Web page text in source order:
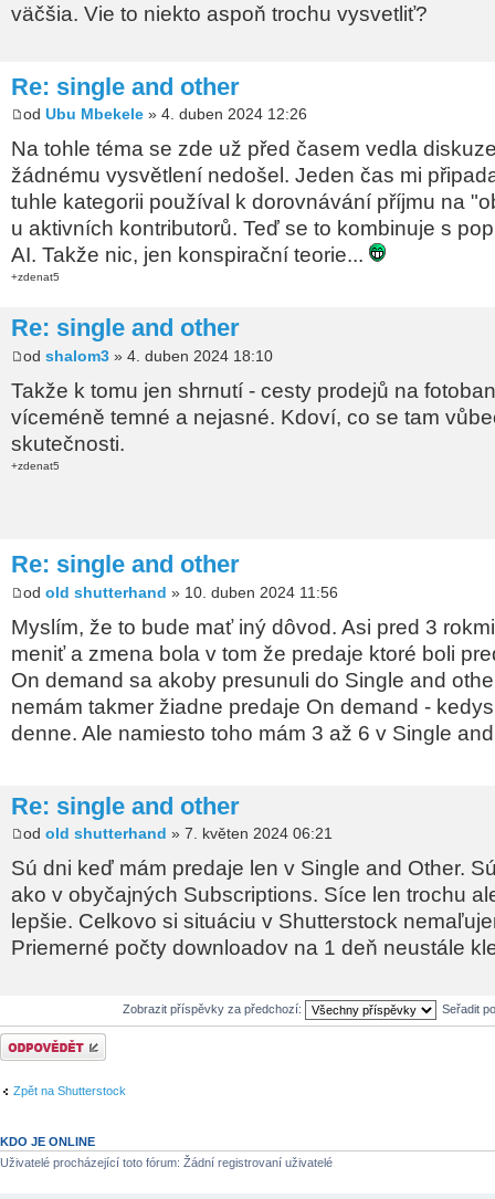
väčšia. Vie to niekto aspoň trochu vysvetliť?
Re: single and other
od Ubu Mbekele » 4. duben 2024 12:26
Na tohle téma se zde už před časem vedla
žádnému vysvětlení nedošel. Jeden čas mi
tuhle kategorii používal k dorovnávání příjmu na
u aktivních kontributorů. Teď se to kombinuje s
AI. Takže nic, jen konspirační teorie...
+zdenat5
Re: single and other
od shalom3 » 4. duben 2024 18:10
Takže k tomu jen shrnutí - cesty prodejů na
víceméně temné a nejasné. Kdoví, co se tam
skutečnosti.
+zdenat5
Re: single and other
od old shutterhand » 10. duben 2024 11:56
Myslím, že to bude mať iný dôvod. Asi pred 3
meniť a zmena bola v tom že predaje ktoré boli
On demand sa akoby presunuli do Single and
nemám takmer žiadne predaje On demand -
denne. Ale namiesto toho mám 3 až 6 v Single
Re: single and other
od old shutterhand » 7. květen 2024 06:21
Sú dni keď mám predaje len v Single and Other.
ako v obyčajných Subscriptions. Síce len trochu
lepšie. Celkovo si situáciu v Shutterstock
Priemerné počty downloadov na 1 deň neustále
Zobrazit příspěvky za předchozí: Seřadit
Odeslat odpověď
Zpět na Shutterstock
KDO JE ONLINE
Uživatelé procházející toto fórum: Žádní registrovaní uživatelé